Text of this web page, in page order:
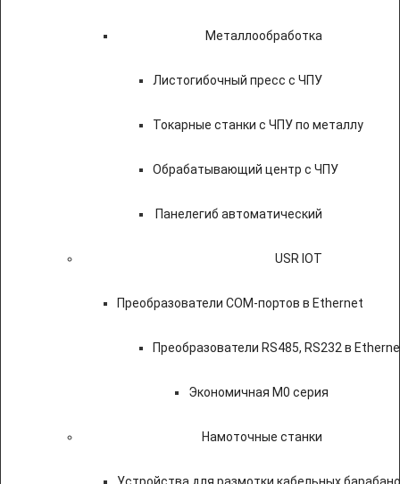
Металлообработка
Листогибочный пресс с ЧПУ
Токарные станки с ЧПУ по металлу
Обрабатывающий центр с ЧПУ
Панелегиб автоматический
USR IOT
Преобразователи COM-портов в Ethernet
Преобразователи RS485, RS232 в
Экономичная M0 серия
Намоточные станки